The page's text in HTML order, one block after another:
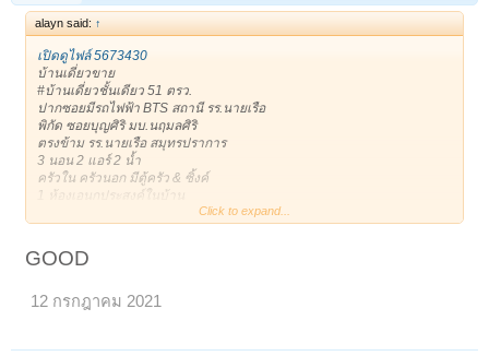
alayn said: ↑
เปิดดูไฟล์ 5673430
บ้านเดี่ยวขาย
#บ้านเดี่ยวชั้นเดียว 51 ตรว.
ปากซอยมีรถไฟฟ้า BTS สถานี รร.นายเรือ
พิกัด ซอยบุญศิริ มบ.นฤมลศิริ
ตรงข้าม รร.นายเรือ สมุทรปราการ
3 นอน 2 แอร์ 2 น้ำ
ครัวใน ครัวนอก มีตู้ครัว & ซิ้งค์
1 ห้องเอนกประสงค์ในบ้าน
1 ห้องเอนกประสงค์ข้างบ้าน เก็บของ หรือเป็นบ้านสัตว์เลี้ยงได้
1 จอดในบ้าน/ 3 จอดหน้าบ้าน
ถนนหน้าบ้านกว้าง หน้าบ้านไม่ชนประตูบ้านใคร
* 081-8665944 Addy *
Click to expand...
GOOD
12 กรกฎาคม 2021